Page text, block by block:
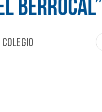
BERROCAL”
colegio